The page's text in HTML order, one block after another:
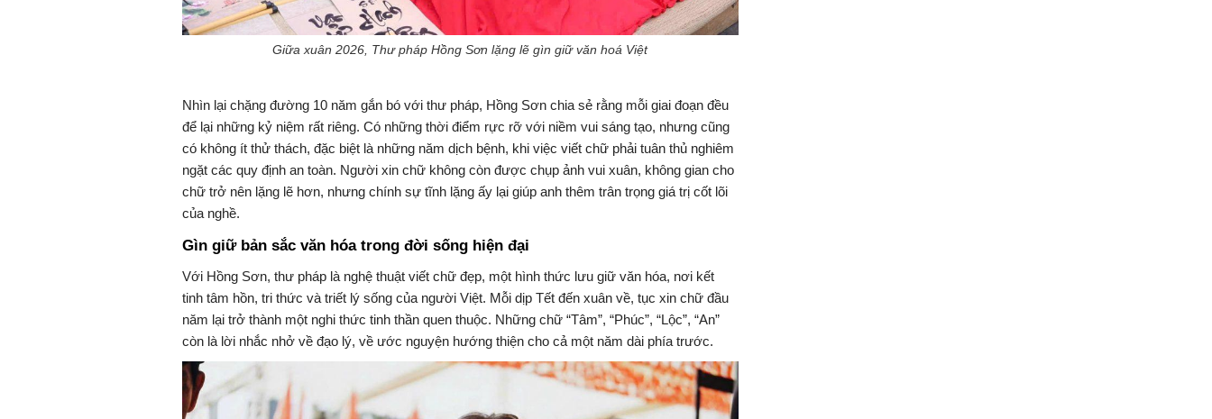
Giữa xuân 2026, Thư pháp Hồng Sơn lặng lẽ gìn giữ văn hoá Việt
Nhìn lại chặng đường 10 năm gắn bó với thư pháp, Hồng Sơn chia sẻ rằng mỗi giai đoạn đều
để lại những kỷ niệm rất riêng. Có những thời điểm rực rỡ với niềm vui sáng tạo, nhưng cũng
có không ít thử thách, đặc biệt là những năm dịch bệnh, khi việc viết chữ phải tuân thủ nghiêm
ngặt các quy định an toàn. Người xin chữ không còn được chụp ảnh vui xuân, không gian cho
chữ trở nên lặng lẽ hơn, nhưng chính sự tĩnh lặng ấy lại giúp anh thêm trân trọng giá trị cốt lõi
của nghề.
Gìn giữ bản sắc văn hóa trong đời sống hiện đại
Với Hồng Sơn, thư pháp là nghệ thuật viết chữ đẹp, một hình thức lưu giữ văn hóa, nơi kết
tinh tâm hồn, tri thức và triết lý sống của người Việt. Mỗi dịp Tết đến xuân về, tục xin chữ đầu
năm lại trở thành một nghi thức tinh thần quen thuộc. Những chữ “Tâm”, “Phúc”, “Lộc”, “An”
còn là lời nhắc nhở về đạo lý, về ước nguyện hướng thiện cho cả một năm dài phía trước.